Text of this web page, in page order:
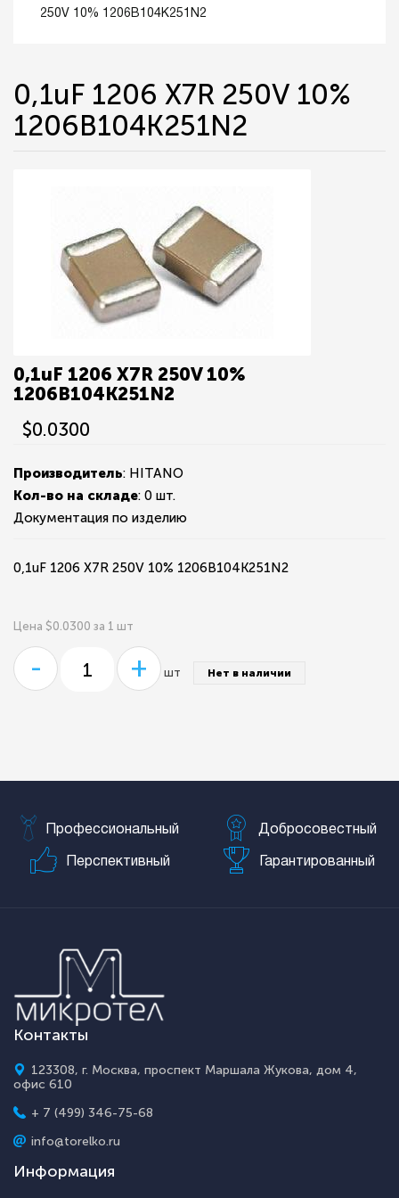
250V 10% 1206B104K251N2
0,1uF 1206 X7R 250V 10%
1206B104K251N2
0,1uF 1206 X7R 250V 10%
1206B104K251N2
$0.0300
Производитель: HITANO
Кол-во на складе: 0 шт.
Документация по изделию
0,1uF 1206 X7R 250V 10% 1206B104K251N2
Цена $0.0300 за 1 шт
- + шт Нет в наличии
Профессиональный Добросовестный
Перспективный Гарантированный
Контакты
123308, г. Москва, проспект Маршала Жукова, дом 4,
офис 610
+ 7 (499) 346-75-68
info@torelko.ru
Информация